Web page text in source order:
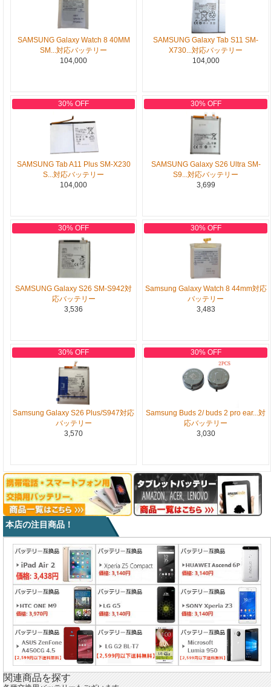
SAMSUNG Galaxy Watch 8 40MM
SM...対応バッテリー
104,000
SAMSUNG Galaxy Tab S11 SM-
X730...対応バッテリー
104,000
30% OFF
SAMSUNG Tab A11 Plus SM-X230
S...対応バッテリー
104,000
30% OFF
SAMSUNG Galaxy S26 Ultra SM-
S9...対応バッテリー
3,699
30% OFF
SAMSUNG Galaxy S26 SM-S942対
応バッテリー
3,536
30% OFF
Samsung Galaxy Watch 8 44mm対応
バッテリー
3,483
30% OFF
Samsung Galaxy S26 Plus/S947対応
バッテリー
3,570
30% OFF
Samsung Buds 2/ buds 2 pro ear...対
応バッテリー
3,030
本店の注目商品！
関連商品を探す